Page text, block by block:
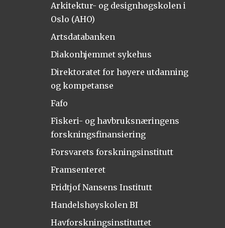
Arkitektur- og designhøgskolen i
Oslo (AHO)
Artsdatabanken
Diakonhjemmet sykehus
Direktoratet for høyere utdanning
og kompetanse
Fafo
Fiskeri- og havbruksnæringens
forskningsfinansiering
Forsvarets forskningsinstitutt
Framsenteret
Fridtjof Nansens Institutt
Handelshøyskolen BI
Havforskningsinstituttet